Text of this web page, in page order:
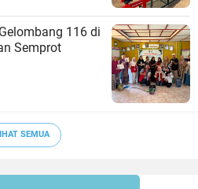
116 di
Semprot
SEMUA